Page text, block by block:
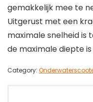
gemakkelijk mee te
Uitgerust met een
maximale snelheid is
de maximale diepte
Category: